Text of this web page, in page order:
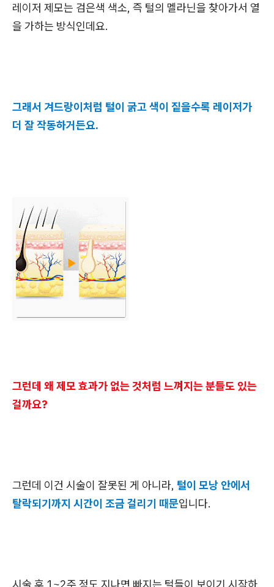
레이저 제모는 검은색 색소, 즉 털의 멜라닌을 찾아가서 열
을 가하는 방식인데요.
그래서 겨드랑이처럼 털이 굵고 색이 짙을수록 레이저가
더 잘 작동하거든요.
그런데 왜 제모 효과가 없는 것처럼 느껴지는 분들도 있는
걸까요?
그런데 이건 시술이 잘못된 게 아니라, 털이 모낭 안에서
탈락되기까지 시간이 조금 걸리기 때문입니다.